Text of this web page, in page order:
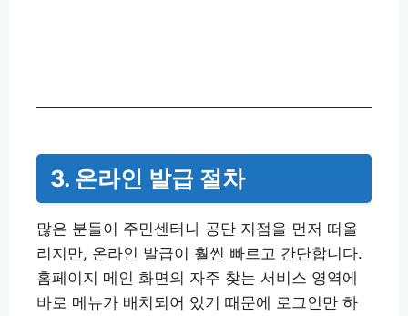
3. 온라인 발급 절차
많은 분들이 주민센터나 공단 지점을 먼저 떠올
리지만, 온라인 발급이 훨씬 빠르고 간단합니다.
홈페이지 메인 화면의 자주 찾는 서비스 영역에
바로 메뉴가 배치되어 있기 때문에 로그인만 하